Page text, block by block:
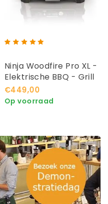
Ninja Woodfire Pro XL -
Elektrische BBQ - Grill
en Smoker OG901EU
€449,00
Op voorraad